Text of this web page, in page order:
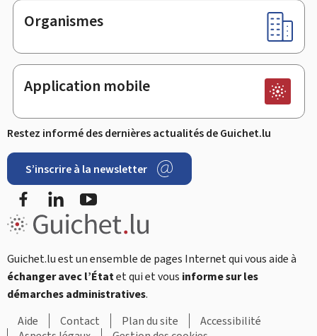
Organismes
Application mobile
Restez informé des dernières actualités de Guichet.lu
S’inscrire à la newsletter
FacebookLinkedIn
Guichet.lu est un ensemble de pages Internet qui vous aide à
échanger avec l’Étatet qui et vous informe sur les
démarches administratives.
Aide
Contact Plan du site
Accessibilité